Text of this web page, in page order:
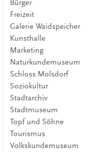
Bürger
Freizeit
Galerie Waidspeicher
Kunsthalle
Marketing
Naturkundemuseum
Schloss Molsdorf
Soziokultur
Stadtarchiv
Stadtmuseum
Topf und Söhne
Tourismus
Volkskundemuseum